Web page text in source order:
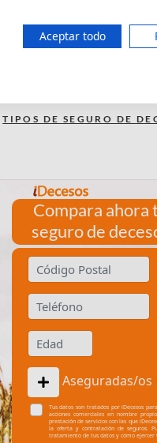
TIPOS DE SEGURO DE
Compara ahora
seguro de
Aseguradas/os
Tus datos son tratados por iDecesos
acciones comerciales en nombre
prestación de servicios con las que
la oferta y contratación de seguros.
tratamiento de tus datos y cómo ejercer
Aceptar todo